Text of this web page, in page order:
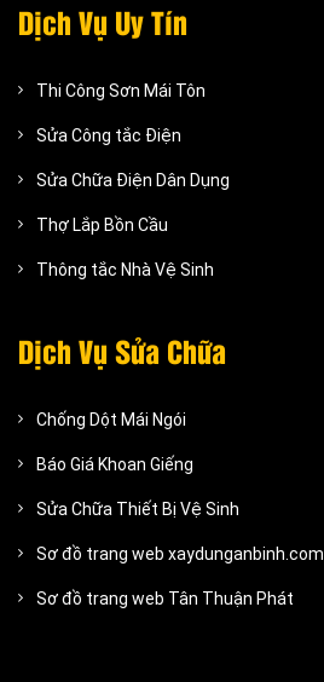
Dịch Vụ Uy Tín
Thi Công Sơn Mái Tôn
Sửa Công tắc Điện
Sửa Chữa Điện Dân Dụng
Thợ Lắp Bồn Cầu
Thông tắc Nhà Vệ Sinh
Dịch Vụ Sửa Chữa
Chống Dột Mái Ngói
Báo Giá Khoan Giếng
Sửa Chữa Thiết Bị Vệ Sinh
Sơ đồ trang web xaydunganbinh.com
Sơ đồ trang web Tân Thuận Phát